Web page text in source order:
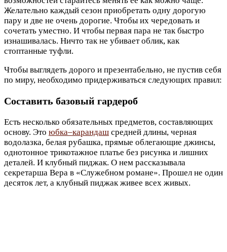
Желательно каждый сезон приобретать одну дорогую
пару и две не очень дорогие. Чтобы их чередовать и
сочетать уместно. И чтобы первая пара не так быстро
изнашивалась. Ничто так не убивает облик, как
стоптанные туфли.
Чтобы выглядеть дорого и презентабельно, не пустив себя
по миру, необходимо придерживаться следующих правил:
Составить базовый гардероб
Есть несколько обязательных предметов, составляющих
основу. Это юбка–карандаш средней длины, черная
водолазка, белая рубашка, прямые облегающие джинсы,
однотонное трикотажное платье без рисунка и лишних
деталей. И клубный пиджак. О нем рассказывала
секретарша Вера в «Служебном романе». Прошел не один
десяток лет, а клубный пиджак живее всех живых.